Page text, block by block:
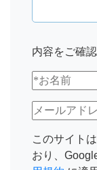
内容をご確
このサイト
おり、